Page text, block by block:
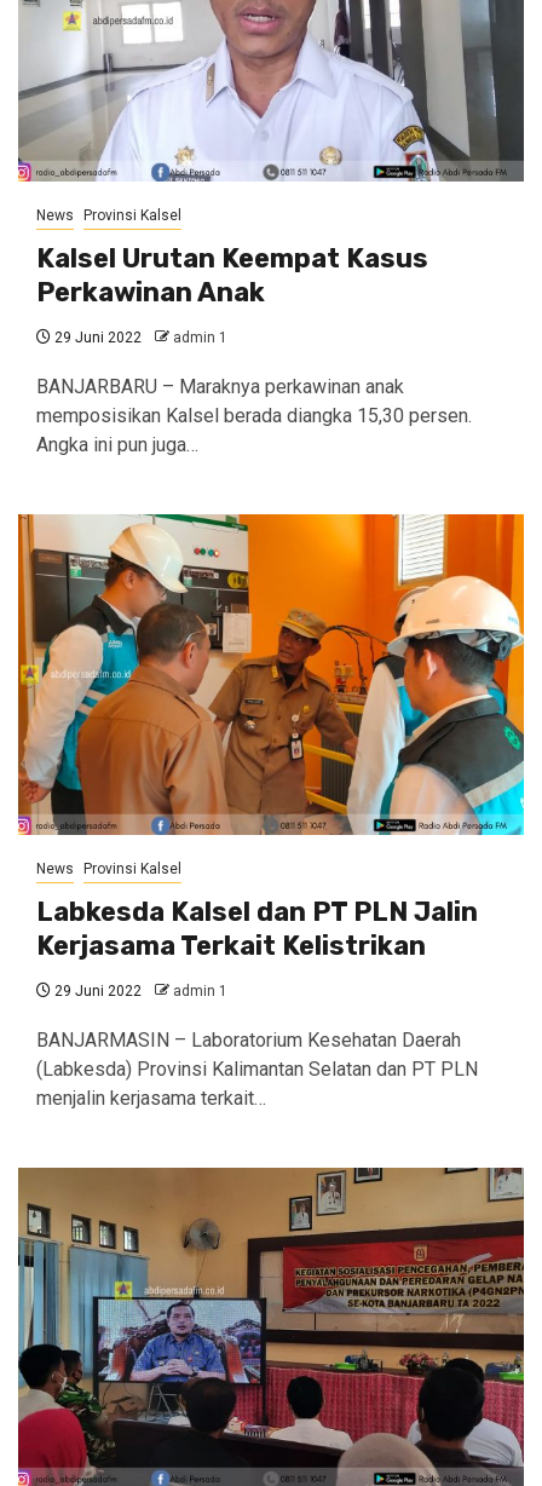
News Provinsi Kalsel
Kalsel Urutan Keempat Kasus
Perkawinan Anak
29 Juni 2022 admin 1
BANJARBARU – Maraknya perkawinan anak
memposisikan Kalsel berada diangka 15,30 persen.
Angka ini pun juga…
News Provinsi Kalsel
Labkesda Kalsel dan PT PLN Jalin
Kerjasama Terkait Kelistrikan
29 Juni 2022 admin 1
BANJARMASIN – Laboratorium Kesehatan Daerah
(Labkesda) Provinsi Kalimantan Selatan dan PT PLN
menjalin kerjasama terkait…